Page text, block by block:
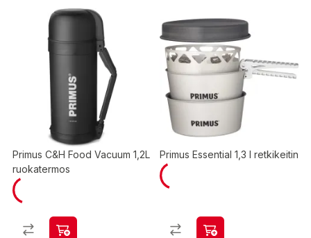
Primus C&H Food Vacuum 1,2L
ruokatermos
Primus Essential 1,3 l retkikeitin